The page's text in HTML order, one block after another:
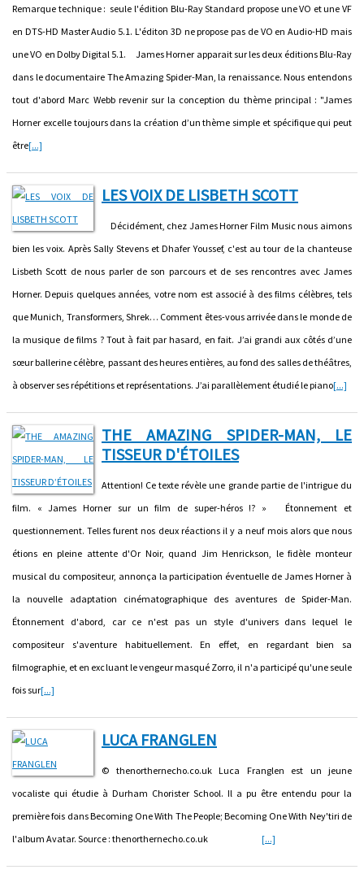
Remarque technique : seule l'édition Blu-Ray Standard propose une VO et une VF
en DTS-HD Master Audio 5.1. L'éditon 3D ne propose pas de VO en Audio-HD mais
une VO en Dolby Digital 5.1. James Horner apparait sur les deux éditions Blu-Ray
dans le documentaire The Amazing Spider-Man, la renaissance. Nous entendons
tout d'abord Marc Webb revenir sur la conception du thème principal : "James
Horner excelle toujours dans la création d’un thème simple et spécifique qui peut
être[...]
LES VOIX DE LISBETH SCOTT
Décidément, chez James Horner Film Music nous aimons
bien les voix. Après Sally Stevens et Dhafer Youssef, c'est au tour de la chanteuse
Lisbeth Scott de nous parler de son parcours et de ses rencontres avec James
Horner. Depuis quelques années, votre nom est associé à des films célèbres, tels
que Munich, Transformers, Shrek… Comment êtes-vous arrivée dans le monde de
la musique de films ? Tout à fait par hasard, en fait. J’ai grandi aux côtés d’une
sœur ballerine célèbre, passant des heures entières, au fond des salles de théâtres,
à observer ses répétitions et représentations. J’ai parallèlement étudié le piano[...]
THE AMAZING SPIDER-MAN, LE
TISSEUR D'ÉTOILES
Attention! Ce texte révèle une grande partie de l'intrigue du
film. « James Horner sur un film de super-héros !? » Étonnement et
questionnement. Telles furent nos deux réactions il y a neuf mois alors que nous
étions en pleine attente d'Or Noir, quand Jim Henrickson, le fidèle monteur
musical du compositeur, annonça la participation éventuelle de James Horner à
la nouvelle adaptation cinématographique des aventures de Spider-Man.
Étonnement d'abord, car ce n'est pas un style d'univers dans lequel le
compositeur s'aventure habituellement. En effet, en regardant bien sa
filmographie, et en excluant le vengeur masqué Zorro, il n'a participé qu'une seule
fois sur[...]
LUCA FRANGLEN
© thenorthernecho.co.uk Luca Franglen est un jeune
vocaliste qui étudie à Durham Chorister School. Il a pu être entendu pour la
première fois dans Becoming One With The People; Becoming One With Ney'tiri de
l'album Avatar. Source : thenorthernecho.co.uk [...]